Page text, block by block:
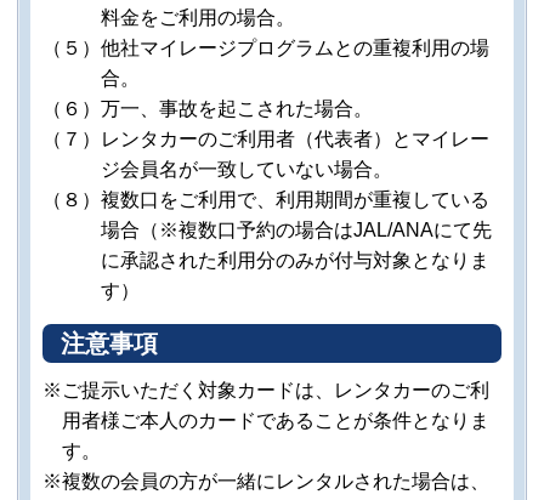
料金をご利用の場合。
（５）他社マイレージプログラムとの重複利用の場
合。
（６）万一、事故を起こされた場合。
（７）レンタカーのご利用者（代表者）とマイレー
ジ会員名が一致していない場合。
（８）複数口をご利用で、利用期間が重複している
場合（※複数口予約の場合はJAL/ANAにて先
に承認された利用分のみが付与対象となりま
す）
注意事項
※ご提示いただく対象カードは、レンタカーのご利
用者様ご本人のカードであることが条件となりま
す。
※複数の会員の方が一緒にレンタルされた場合は、